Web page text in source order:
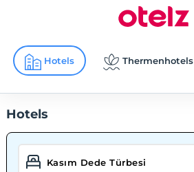
Hotels Thermenhotels
Hotels